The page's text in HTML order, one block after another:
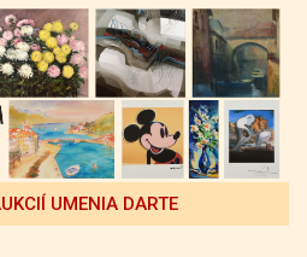
UMENIA DARTE